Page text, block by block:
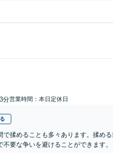
分営業時間：本日定休日
で揉めることも多々あります。揉め
要な争いを避けることができます。